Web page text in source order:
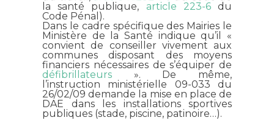
la santé publique, article 223-6du
Code Pénal).
Dans le cadre spécifique des Mairies le
Ministère de la Santé indique qu’il «
convient de conseiller vivement aux
communes disposant des moyens
financiers nécessaires de s’équiper de
défibrillateurs ». De même,
l’instruction ministérielle 09-033 du
26/02/09 demande la mise en place de
DAE dans les installations sportives
publiques (stade, piscine, patinoire…).